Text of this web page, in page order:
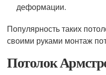
деформации.
Популярность таких
своими руками монтаж
Потолок